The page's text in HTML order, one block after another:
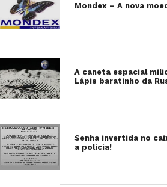
Mondex – A nova
A caneta espacial
Lápis baratinho da
Senha invertida no
a policia!